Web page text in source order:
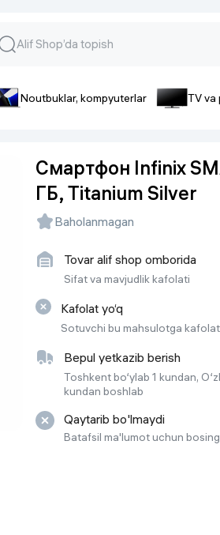
va gadjetlar
ko'zoynaklari
iPhone
Tegishli
Kabellar
Noutbuklar, kompyuterlar TV
Смартфон Infinix
ГБ, Titanium Silver
Baholanmagan
Tovar alif shop omborida
Sifat va mavjudlik kafolati
Kafolat yo‘q
Sotuvchi bu mahsulotga
Bepul yetkazib berish
Toshkent bo‘ylab 1 kundan,
kundan boshlab
Qaytarib bo'lmaydi
Batafsil ma'lumot uchun bosing